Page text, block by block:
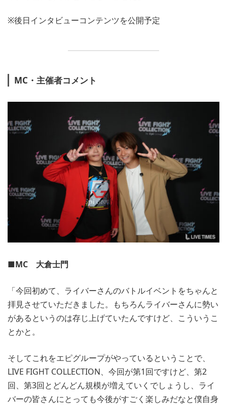
※後日インタビューコンテンツを公開予定
MC・主催者コメント
■MC 大倉士門
「今回初めて、ライバーさんのバトルイベントをちゃんと
拝見させていただきました。もちろんライバーさんに勢い
があるというのは存じ上げていたんですけど、こういうこ
とかと。
そしてこれをエピグループがやっているということで、
LIVE FIGHT COLLECTION、今回が第1回ですけど、第2
回、第3回とどんどん規模が増えていくでしょうし、ライ
バーの皆さんにとっても今後がすごく楽しみだなと僕自身